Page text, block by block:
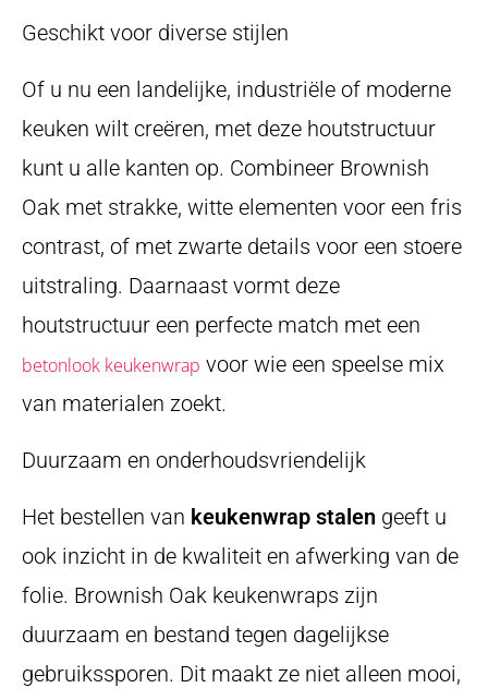
Geschikt voor diverse stijlen
Of u nu een landelijke, industriële of moderne
keuken wilt creëren, met deze houtstructuur
kunt u alle kanten op. Combineer Brownish
Oak met strakke, witte elementen voor een fris
contrast, of met zwarte details voor een stoere
uitstraling. Daarnaast vormt deze
houtstructuur een perfecte match met een
betonlook keukenwrap voor wie een speelse mix
van materialen zoekt.
Duurzaam en onderhoudsvriendelijk
Het bestellen van keukenwrap stalen geeft u
ook inzicht in de kwaliteit en afwerking van de
folie. Brownish Oak keukenwraps zijn
duurzaam en bestand tegen dagelijkse
gebruikssporen. Dit maakt ze niet alleen mooi,